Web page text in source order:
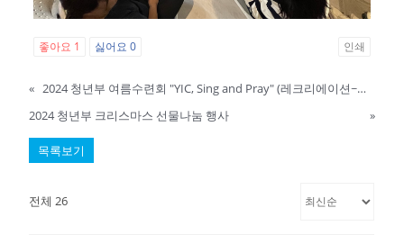
좋아요 1 싫어요0 인쇄
«
2024 청년부 여름수련회 "YIC, Sing and Pray" (레크리에이션~저녁식사)
2024 청년부 크리스마스 선물나눔 행사
»
목록보기
전체 26